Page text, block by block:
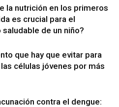
la nutrición en los primeros
es crucial para el
de un niño?
que hay que evitar para
células jóvenes por más
contra el dengue: